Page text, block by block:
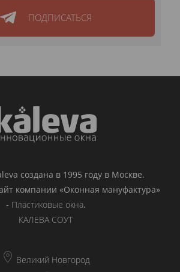
ПОДПИСАТЬСЯ
создана в 1995 году в Москве.
компании «Оконная мануфактура»
- Пластиковые окна.
КАЛЕВА СОУТ
Великий Новгород